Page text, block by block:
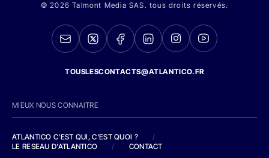
© 2026 Talmont Media SAS. tous droits réservés.
TOUSLESCONTACTS@ATLANTICO.FR
MIEUX NOUS CONNAITRE
ATLANTICO C'EST QUI, C'EST QUOI ?
/
LE RESEAU D'ATLANTICO
/ CONTACT